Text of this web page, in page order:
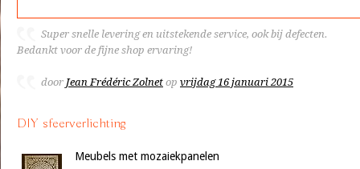
Super snelle levering en uitstekende service, ook bij defecten.
Bedankt voor de fijne shop ervaring!
door Jean Frédéric Zolnet op vrijdag 16 januari 2015
DIY sfeerverlichting
Meubels met mozaiekpanelen